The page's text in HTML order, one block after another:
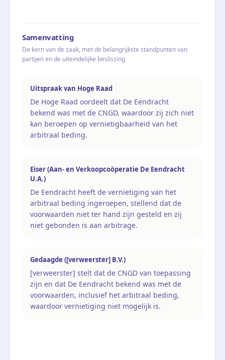
Samenvatting
De kern van de zaak, met de belangrijkste standpunten van
partijen en de uiteindelijke beslissing
Uitspraak van Hoge Raad
De Hoge Raad oordeelt dat De Eendracht
bekend was met de CNGD, waardoor zij zich niet
kan beroepen op vernietigbaarheid van het
arbitraal beding.
Eiser (Aan- en Verkoopcoöperatie De Eendracht
U.A.)
De Eendracht heeft de vernietiging van het
arbitraal beding ingeroepen, stellend dat de
voorwaarden niet ter hand zijn gesteld en zij
niet gebonden is aan arbitrage.
Gedaagde ([verweerster] B.V.)
[verweerster] stelt dat de CNGD van toepassing
zijn en dat De Eendracht bekend was met de
voorwaarden, inclusief het arbitraal beding,
waardoor vernietiging niet mogelijk is.